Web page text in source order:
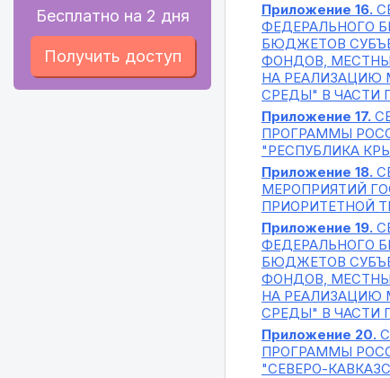
Бесплатно на 2 дня
Получить доступ
Приложение 16.
ФЕДЕРАЛЬНОГО
БЮДЖЕТОВ
ФОНДОВ,
НА РЕАЛИЗАЦИЮ
СРЕДЫ" В ЧАСТИ
Приложение 17.
ПРОГРАММЫ
"РЕСПУБЛИКА
Приложение 18.
МЕРОПРИЯТИЙ
ПРИОРИТЕТНОЙ
Приложение 19.
ФЕДЕРАЛЬНОГО
БЮДЖЕТОВ
ФОНДОВ,
НА РЕАЛИЗАЦИЮ
СРЕДЫ" В ЧАСТИ
Приложение 20.
ПРОГРАММЫ
"СЕВЕРО-